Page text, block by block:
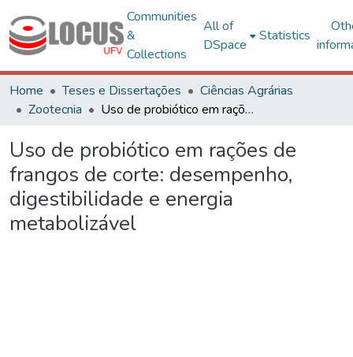
Communities
&
Collections
All of
DSpace
Statistics
Home Teses e Dissertações
Ciências Agrárias
Zootecnia
Uso de probiótico em rações de frangos de corte: desempenho, digestibilidade e energia metabolizável
Uso de probiótico em rações de
frangos de corte: desempenho,
digestibilidade e energia
metabolizável